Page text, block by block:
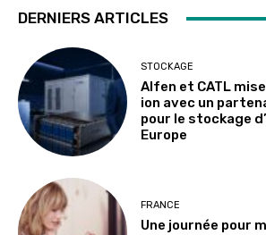
DERNIERS ARTICLES
STOCKAGE
Alfen et CATL
ion avec un
pour le stockage
Europe
FRANCE
Une journée pour